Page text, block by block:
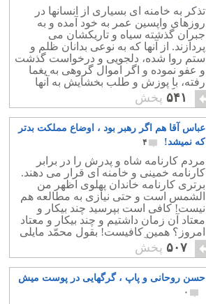
گذشته راجبران کنید؟
تذکر به خامنه ای بسیاری از انسانها در
روزهای واپسین عمر به خود آمده و به
جبران گذشته سیاه و تاریکشان می
پردازند. از آنها که به نوعی بدانان ظلم و
ستم روا شده، دلجویی و درخواست گذشت
و عفو نموده و اگر اموال گروهی به یغما
رفته، با پوزش و طلب بخشایش به آنها
بازمی گردانند و بر دل شکسته ای مرحم
می گذارند.
۵۴۱ پخش
عباس آقا هم اگر رهبر بود ، اوضاع مملکت بدتر
که نمیشد!
۴
مردم کارنامه شاه و پدرش را در برابر
کارنامه خمینی و خامنه ای قرار می دهند.
برتری کارنامه خاندان پهلوی اظهر من
الشمس است و حتی نیازی به مطالعه هم
نیست! کافی است بپرسید چند بیکار و
معتاد آن زمان داشتیم و چند بیکار و معتاد
امروز؟ همین کافیست! بقول محمّد مایلی
کهن : عباس آقا هم می توانست در بین
کشورهای خاورمیانه به ایران این گندی را
بزند که خامنه ای زده است!
۵۰۷ پخش
حسن روحانی و پاپ ، گرگهایی در پوست میش
۰